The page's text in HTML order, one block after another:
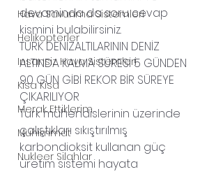
Hava Savunma Sistemleri
Helikopterler
Insansiz Hava Sistemleri
Kisa Kisa
Merak Ettiklerim
Muhimmat
Nukleer Silahlar
devaminda da soru cevap
kismini bulabilirsiniz.
TÜRK DENİZALTILARININ DENİZ
ALTINDA KALMA SÜRESİ 5 GÜNDEN
90 GÜN GİBİ REKOR BİR SÜREYE
ÇIKARILIYOR
Türk mühendislerinin üzerinde
çalıştıkları sıkıştırılmış
karbondioksit kullanan güç
üretim sistemi hayata